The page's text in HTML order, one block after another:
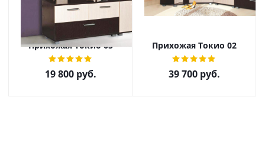
Прихожая Токио 05
19 800 руб.
Прихожая Токио 02
39 700 руб.